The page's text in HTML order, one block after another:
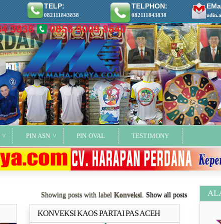
PIN ASN PIN OVAL TESTIMONY
TELP:
082111843838
TELPHON:
082111843838
Showing posts with label Konveksi. Show all posts
KONVEKSI KAOS PARTAI PAS ACEH
Selengkapnya..